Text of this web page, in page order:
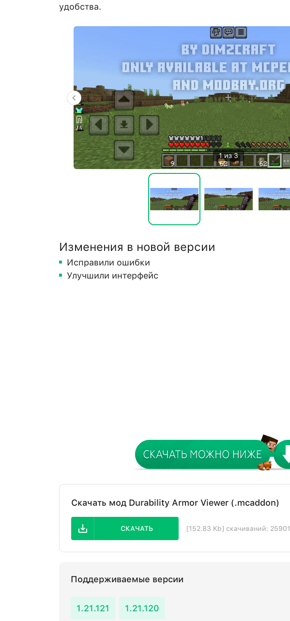
удобства.
1 из 3
Изменения в новой версии
Исправили ошибки
Улучшили интерфейс
Скачать мод Durability Armor Viewer (.mcaddon)
СКАЧАТЬ [152.83 Kb] скачиваний: 25901
Поддерживаемые версии
1.21.121 1.21.120